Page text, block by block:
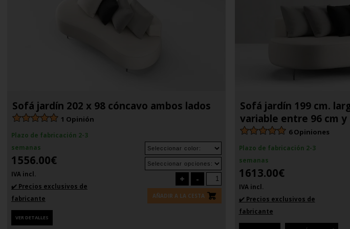
Sofá jardín 202 x 98 cóncavo ambos lados
1 Opinión
Plazo de fabricación 2-3
semanas
1556.00€
IVA incl.
✔️ Precios exclusivos de
fabricante
VER DETALLES
+ -
AÑADIR A LA CESTA
Sofá jardín 199 cm.
variable entre 96 cm y
6 Opiniones
Plazo de fabricación 2-3
semanas
1613.00€
IVA incl.
✔️ Precios exclusivos de
fabricante